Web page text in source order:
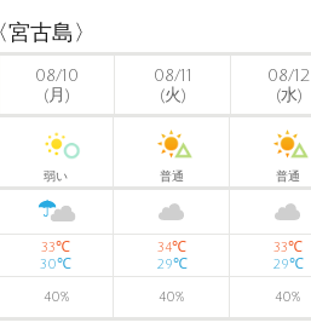
古島〉
08/10
(月)
08/11
(火)
08/12
(水)
弱い 普通 普通
33℃
30℃
34℃
29℃
33℃
29℃
40% 40% 40%